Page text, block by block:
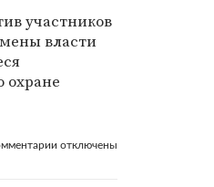
участников
власти
охране
отключены